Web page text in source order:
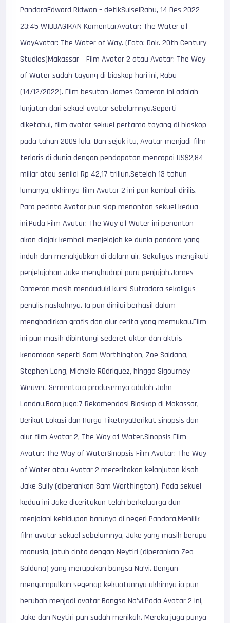
PandoraEdward Ridwan – detikSulselRabu, 14 Des 2022
23:45 WIBBAGIKAN KomentarAvatar: The Water of
WayAvatar: The Water of Way. (Foto: Dok. 20th Century
Studios)Makassar – Film Avatar 2 atau Avatar: The Way
of Water sudah tayang di bioskop hari ini, Rabu
(14/12/2022). Film besutan James Cameron ini adalah
lanjutan dari sekuel avatar sebelumnya.Seperti
diketahui, film avatar sekuel pertama tayang di bioskop
pada tahun 2009 lalu. Dan sejak itu, Avatar menjadi film
terlaris di dunia dengan pendapatan mencapai US$2,84
miliar atau senilai Rp 42,17 triliun.Setelah 13 tahun
lamanya, akhirnya film Avatar 2 ini pun kembali dirilis.
Para pecinta Avatar pun siap menonton sekuel kedua
ini.Pada Film Avatar: The Way of Water ini penonton
akan diajak kembali menjelajah ke dunia pandora yang
indah dan menakjubkan di dalam air. Sekaligus mengikuti
penjelajahan Jake menghadapi para penjajah.James
Cameron masih menduduki kursi Sutradara sekaligus
penulis naskahnya. Ia pun dinilai berhasil dalam
menghadirkan grafis dan alur cerita yang memukau.Film
ini pun masih dibintangi sederet aktor dan aktris
kenamaan seperti Sam Worthington, Zoe Saldana,
Stephen Lang, Michelle ROdriquez, hingga Sigourney
Weaver. Sementara produsernya adalah John
Landau.Baca juga:7 Rekomendasi Bioskop di Makassar,
Berikut Lokasi dan Harga TiketnyaBerikut sinopsis dan
alur film Avatar 2, The Way of Water.Sinopsis Film
Avatar: The Way of WaterSinopsis Film Avatar: The Way
of Water atau Avatar 2 meceritakan kelanjutan kisah
Jake Sully (diperankan Sam Worthington). Pada sekuel
kedua ini Jake diceritakan telah berkeluarga dan
menjalani kehidupan barunya di negeri Pandora.Menilik
film avatar sekuel sebelumnya, Jake yang masih berupa
manusia, jatuh cinta dengan Neytiri (diperankan Zeo
Saldana) yang merupakan bangsa Na’vi. Dengan
mengumpulkan segenap kekuatannya akhirnya ia pun
berubah menjadi avatar Bangsa Na’vi.Pada Avatar 2 ini,
Jake dan Neytiri pun sudah menikah. Mereka juga punya